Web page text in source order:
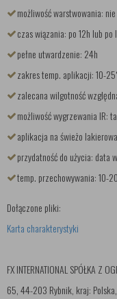
możliwość warstwowania: nie
czas wiązania: po 12h lub po
pełne utwardzenie: 24h
zakres temp. aplikacji: 10-
zalecana wilgotność
możliwość wygrzewania IR:
aplikacja na świeżo
przydatność do użycia: data
temp. przechowywania: 10-
Dołączone pliki:
Karta charakterystyki
FX INTERNATIONAL SPÓŁKA Z
65, 44-203 Rybnik, kraj: